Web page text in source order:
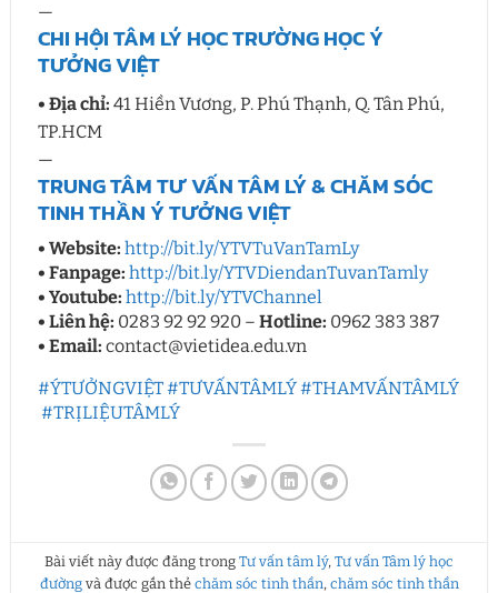
—
CHI HỘI TÂM LÝ HỌC TRƯỜNG HỌC Ý
TƯỞNG VIỆT
• Địa chỉ: 41 Hiền Vương, P. Phú Thạnh, Q. Tân Phú,
TP.HCM
—
TRUNG TÂM TƯ VẤN TÂM LÝ & CHĂM SÓC
TINH THẦN Ý TƯỞNG VIỆT
• Website: http://bit.ly/YTVTuVanTamLy​
• Fanpage: http://bit.ly/YTVDiendanTuvanTamly
• Youtube: http://bit.ly/YTVChannel
• Liên hệ: 0283 92 92 920 – Hotline: 0962 383 387
• Email: contact@vietidea.edu.vn
#ÝTƯỞNGVIỆT​#TƯVẤNTÂMLÝ​#THAMVẤNTÂMLÝ​
#TRỊLIỆUTÂMLÝ
Bài viết này được đăng trong Tư vấn tâm lý, Tư vấn Tâm lý học
đườngvà được gắn thẻ chăm sóc tinh thần, chăm sóc tinh thần